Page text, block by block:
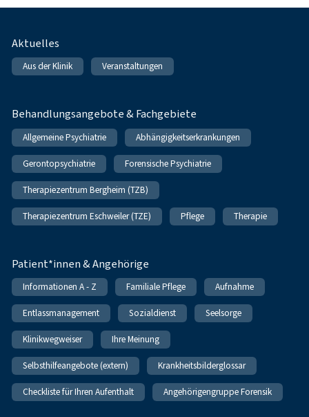
Fußnavigation
Aktuelles
Aus der Klinik Veranstaltungen
Behandlungsangebote & Fachgebiete
Allgemeine Psychiatrie Abhängigkeitserkrankungen
Gerontopsychiatrie Forensische Psychiatrie
Therapiezentrum Bergheim (TZB)
Therapiezentrum Eschweiler (TZE) Pflege Therapie
Patient*innen & Angehörige
Informationen A - Z Familiale Pflege Aufnahme
Entlassmanagement Sozialdienst Seelsorge
Klinikwegweiser Ihre Meinung
Selbsthilfeangebote (extern) Krankheitsbilderglossar
Checkliste für Ihren Aufenthalt Angehörigengruppe Forensik